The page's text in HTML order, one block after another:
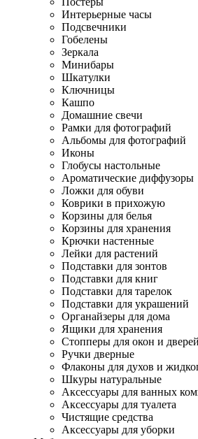
Интерьерные часы
Подсвечники
Гобелены
Зеркала
Минибары
Шкатулки
Ключницы
Кашпо
Домашние свечи
Рамки для фотографий
Альбомы для фотографий
Иконы
Глобусы настольные
Ароматические диффузоры
Ложки для обуви
Коврики в прихожую
Корзины для белья
Корзины для хранения
Крючки настенные
Лейки для растений
Подставки для зонтов
Подставки для книг
Подставки для тарелок
Подставки для украшений
Органайзеры для дома
Ящики для хранения
Стопперы для окон и дверей
Ручки дверные
Флаконы для духов и
Шкуры натуральные
Аксессуары для ванных
Аксессуары для туалета
Чистящие средства
Аксессуары для уборки